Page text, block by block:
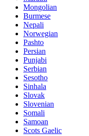
Mongolian
Burmese
Nepali
Norwegian
Pashto
Persian
Punjabi
Serbian
Sesotho
Sinhala
Slovak
Slovenian
Somali
Samoan
Scots Gaelic